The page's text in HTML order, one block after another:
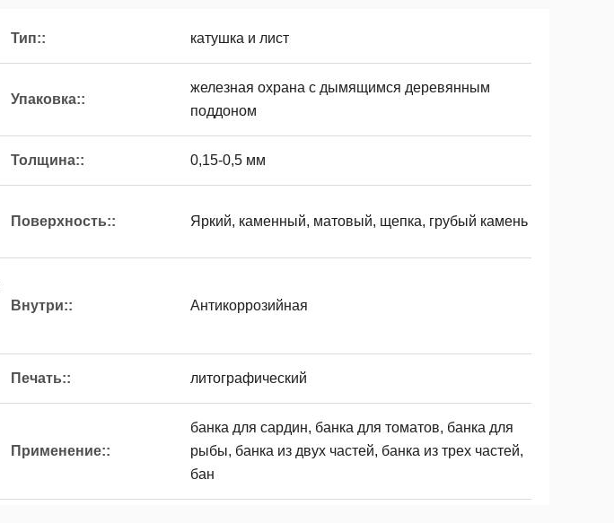
Тип:: катушка и лист
Упаковка::
железная охрана с дымящимся деревянным
поддоном
Толщина:: 0,15-0,5 мм
Поверхность:: Яркий, каменный, матовый, щепка, грубый камень
Внутри:: Антикоррозийная
Печать:: литографический
Применение::
банка для сардин, банка для томатов, банка для
рыбы, банка из двух частей, банка из трех частей,
бан